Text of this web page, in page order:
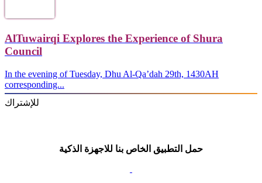
AlTuwairqi Explores the Experience of Shura
Council
In the evening of Tuesday, Dhu Al-Qa’dah 29th, 1430AH
corresponding...
للإشتراك
حمل التطبيق الخاص بنا للاجهزة الذكية